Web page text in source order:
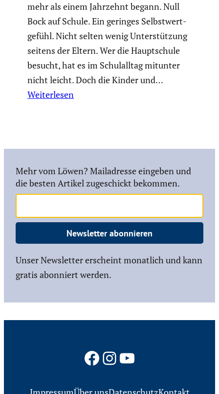
mehr als einem Jahrzehnt begann. Null
Bock auf Schule. Ein geringes Selbst­wert­
ge­fühl. Nicht selten wenig Unter­stüt­zung
seitens der Eltern. Wer die Haupt­schule
besucht, hat es im Schul­alltag mitunter
nicht leicht. Doch die Kinder und…
Weiterlesen
Mehr vom Löwen? Mailadresse eingeben und
die besten Artikel zugeschickt bekommen.
Newsletter abonnieren
Unser Newsletter erscheint monatlich und kann
gratis abonniert werden.
Facebook
Instagram
YouTube